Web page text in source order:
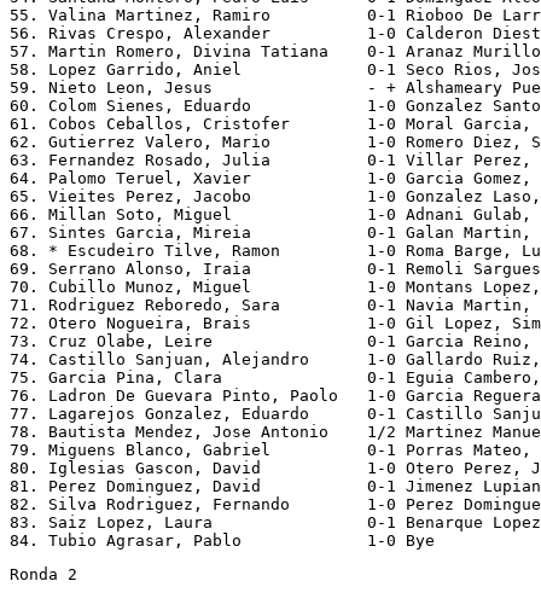
55. Valina Martinez, Ramiro          0-1 Rioboo De
56. Rivas Crespo, Alexander          1-0 Calderon
57. Martin Romero, Divina Tatiana    0-1 Aranaz
58. Lopez Garrido, Aniel             0-1 Seco Rios,
59. Nieto Leon, Jesus                - + Alshameary
60. Colom Sienes, Eduardo            1-0 Gonzalez
61. Cobos Ceballos, Cristofer        1-0 Moral Garcia,
62. Gutierrez Valero, Mario          1-0 Romero Diez,
63. Fernandez Rosado, Julia          0-1 Villar Perez,
64. Palomo Teruel, Xavier            1-0 Garcia Gomez,
65. Vieites Perez, Jacobo            1-0 Gonzalez
66. Millan Soto, Miguel              1-0 Adnani Gulab,
67. Sintes Garcia, Mireia            0-1 Galan Martin,
68. * Escudeiro Tilve, Ramon         1-0 Roma Barge,
69. Serrano Alonso, Iraia            0-1 Remoli
70. Cubillo Munoz, Miguel            1-0 Montans
71. Rodriguez Reboredo, Sara         0-1 Navia Martin,
72. Otero Nogueira, Brais            1-0 Gil Lopez,
73. Cruz Olabe, Leire                0-1 Garcia Reino,
74. Castillo Sanjuan, Alejandro      1-0 Gallardo
75. Garcia Pina, Clara               0-1 Eguia
76. Ladron De Guevara Pinto, Paolo   1-0 Garcia
77. Lagarejos Gonzalez, Eduardo      0-1 Castillo
78. Bautista Mendez, Jose Antonio    1/2 Martinez
79. Miguens Blanco, Gabriel          0-1 Porras Mateo,
80. Iglesias Gascon, David           1-0 Otero Perez,
81. Perez Dominguez, David           0-1 Jimenez
82. Silva Rodriguez, Fernando        1-0 Perez
83. Saiz Lopez, Laura                0-1 Benarque
Ronda 2